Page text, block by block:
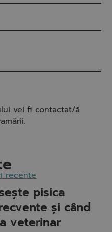
vei fi contactat/ă
recente
pisica
și când
veterinar